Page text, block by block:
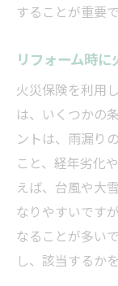
することが重要で
リフォーム時
火災保険を利用
は、いくつかの
ントは、雨漏り
こと、経年劣化
えば、台風や大
なりやすいです
なることが多い
し、該当するか